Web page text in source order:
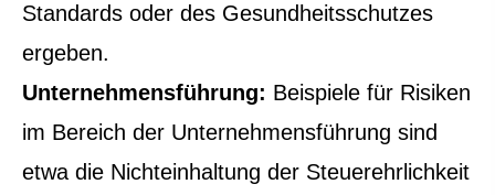
Standards oder des Gesundheitsschutzes
ergeben.
Unternehmensführung: Beispiele für Risiken
im Bereich der Unternehmensführung sind
etwa die Nichteinhaltung der Steuerehrlichkeit